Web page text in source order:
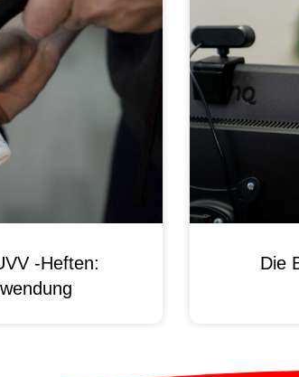
-Heften:
Die